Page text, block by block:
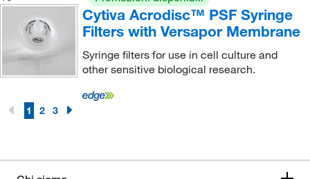
Cytiva Acrodisc™ PSF Syringe
Filters with Versapor Membrane
Syringe filters for use in cell culture and
other sensitive biological research.
1 2 3